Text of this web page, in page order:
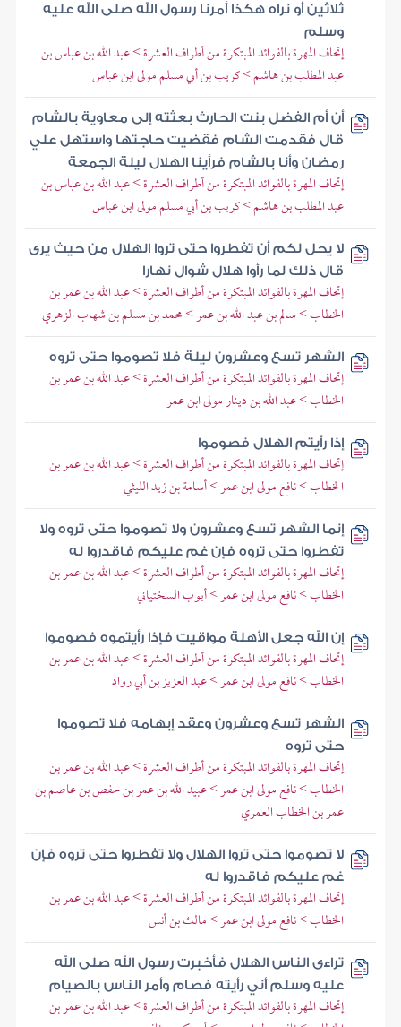
ثلاثين أو نراه هكذا أمرنا رسول الله صلى الله عليه
وسلم
إتحاف المهرة بالفوائد المبتكرة من أطراف العشرة > عبد الله بن عباس بن
عبد المطلب بن هاشم > كريب بن أبي مسلم مولى ابن عباس
أن أم الفضل بنت الحارث بعثته إلى معاوية بالشام
قال فقدمت الشام فقضيت حاجتها واستهل علي
رمضان وأنا بالشام فرأينا الهلال ليلة الجمعة
إتحاف المهرة بالفوائد المبتكرة من أطراف العشرة > عبد الله بن عباس بن
عبد المطلب بن هاشم > كريب بن أبي مسلم مولى ابن عباس
لا يحل لكم أن تفطروا حتى تروا الهلال من حيث يرى
قال ذلك لما رأوا هلال شوال نهارا
إتحاف المهرة بالفوائد المبتكرة من أطراف العشرة > عبد الله بن عمر بن
الخطاب > سالم بن عبد الله بن عمر > محمد بن مسلم بن شهاب الزهري
الشهر تسع وعشرون ليلة فلا تصوموا حتى تروه
إتحاف المهرة بالفوائد المبتكرة من أطراف العشرة > عبد الله بن عمر بن
الخطاب > عبد الله بن دينار مولى ابن عمر
إذا رأيتم الهلال فصوموا
إتحاف المهرة بالفوائد المبتكرة من أطراف العشرة > عبد الله بن عمر بن
الخطاب > نافع مولى ابن عمر > أسامة بن زيد الليثي
إنما الشهر تسع وعشرون ولا تصوموا حتى تروه ولا
تفطروا حتى تروه فإن غم عليكم فاقدروا له
إتحاف المهرة بالفوائد المبتكرة من أطراف العشرة > عبد الله بن عمر بن
الخطاب > نافع مولى ابن عمر > أيوب السختياني
إن الله جعل الأهلة مواقيت فإذا رأيتموه فصوموا
إتحاف المهرة بالفوائد المبتكرة من أطراف العشرة > عبد الله بن عمر بن
الخطاب > نافع مولى ابن عمر > عبد العزيز بن أبي رواد
الشهر تسع وعشرون وعقد إبهامه فلا تصوموا
حتى تروه
إتحاف المهرة بالفوائد المبتكرة من أطراف العشرة > عبد الله بن عمر بن
الخطاب > نافع مولى ابن عمر > عبيد الله بن عمر بن حفص بن عاصم بن
عمر بن الخطاب العمري
لا تصوموا حتى تروا الهلال ولا تفطروا حتى تروه فإن
غم عليكم فاقدروا له
إتحاف المهرة بالفوائد المبتكرة من أطراف العشرة > عبد الله بن عمر بن
الخطاب > نافع مولى ابن عمر > مالك بن أنس
تراءى الناس الهلال فأخبرت رسول الله صلى الله
عليه وسلم أني رأيته فصام وأمر الناس بالصيام
إتحاف المهرة بالفوائد المبتكرة من أطراف العشرة > عبد الله بن عمر بن